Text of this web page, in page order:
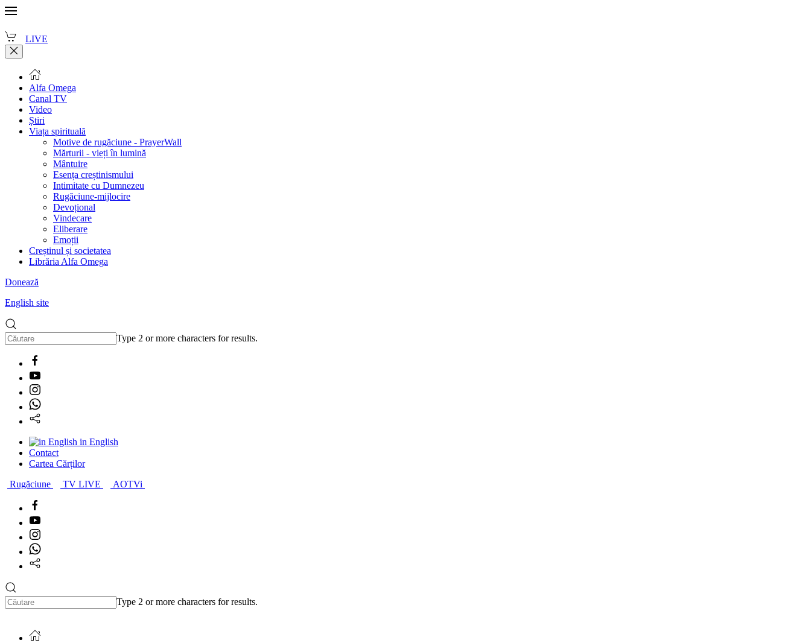
LIVE
Alfa Omega
Canal TV
Video
Știri
Viața spirituală
Motive de rugăciune - PrayerWall
Mărturii - vieți în lumină
Mântuire
Esența creștinismului
Intimitate cu Dumnezeu
Rugăciune-mijlocire
Devoțional
Vindecare
Eliberare
Emoții
Creștinul și societatea
Librăria Alfa Omega
Donează
English site
Type 2 or more characters for results.
in English
Contact
Cartea Cărților
Rugăciune
TV LIVE AOTVi
Type 2 or more characters for results.